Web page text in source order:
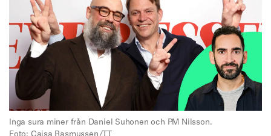
Inga sura miner från Daniel Suhonen och PM Nilsson.